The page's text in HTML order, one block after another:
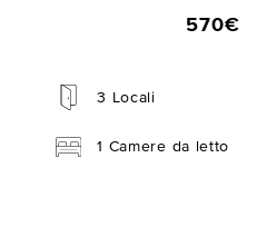
570€
3 Locali
1 Camere da letto